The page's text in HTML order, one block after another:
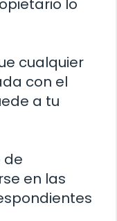
lo
cualquier
con el
a tu
de
en las